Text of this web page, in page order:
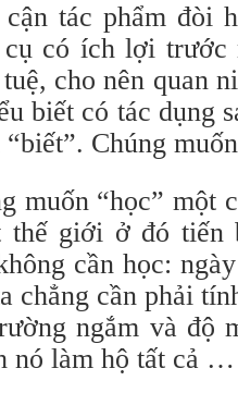
tác phẩm đòi
có ích lợi trước
cho nên quan
biết có tác dụng
Chúng
muốn “học” một
thế giới ở đó tiến
cần học:
chẳng cần phải
ngắm và độ
nó làm hộ tất cả …